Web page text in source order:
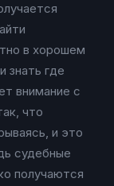
в хорошем
знать где
внимание с
что
и это
судебные
получаются